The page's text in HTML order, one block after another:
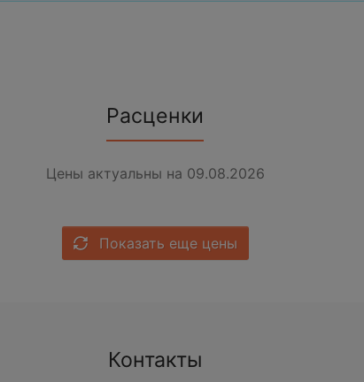
Расценки
Цены актуальны на 09.08.2026
Показать еще цены
Контакты